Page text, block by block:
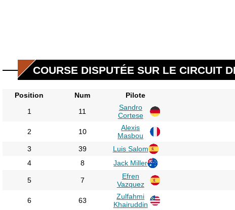
COURSE DISPUTÉE SUR LE CIRCUIT
Position Num Pilote
1
11
Sandro
Cortese
2 10
Alexis
Masbou
3 39 Luis Salom
4
8 Jack Miller
5 7
Efren
Vazquez
6 63
Zulfahmi
Khairuddin